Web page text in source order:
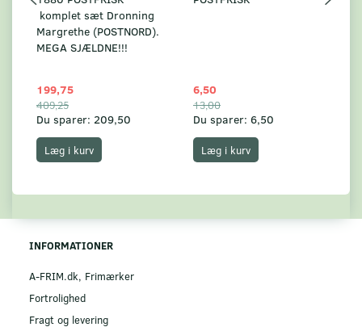
komplet sæt Dronning
Margrethe (POSTNORD).
MEGA SJÆLDNE!!!
199,75
409,25
Du sparer: 209,50
Læg i kurv
6,50
13,00
Du sparer: 6,50
Læg i kurv
INFORMATIONER
A-FRIM.dk, Frimærker
Fortrolighed
Fragt og levering